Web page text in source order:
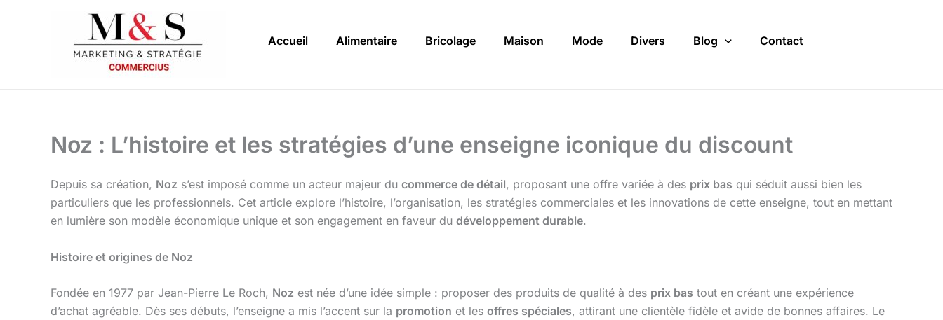
Accueil Alimentaire Bricolage Maison Mode Divers Blog Contact
Noz : L’histoire et les stratégies d’une enseigne iconique du discount
Depuis sa création, Noz s’est imposé comme un acteur majeur du commerce de détail, proposant une offre variée à des prix bas qui séduit aussi bien les
particuliers que les professionnels. Cet article explore l’histoire, l’organisation, les stratégies commerciales et les innovations de cette enseigne, tout en mettant
en lumière son modèle économique unique et son engagement en faveur du développement durable.
Histoire et origines de Noz
Fondée en 1977 par Jean-Pierre Le Roch, Noz est née d’une idée simple : proposer des produits de qualité à des prix bas tout en créant une expérience
d’achat agréable. Dès ses débuts, l’enseigne a mis l’accent sur la promotion et les offres spéciales, attirant une clientèle fidèle et avide de bonnes affaires. Le